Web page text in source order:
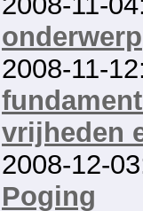
onderwerp
2008-11-
vrijheden
2008-12-
Poging